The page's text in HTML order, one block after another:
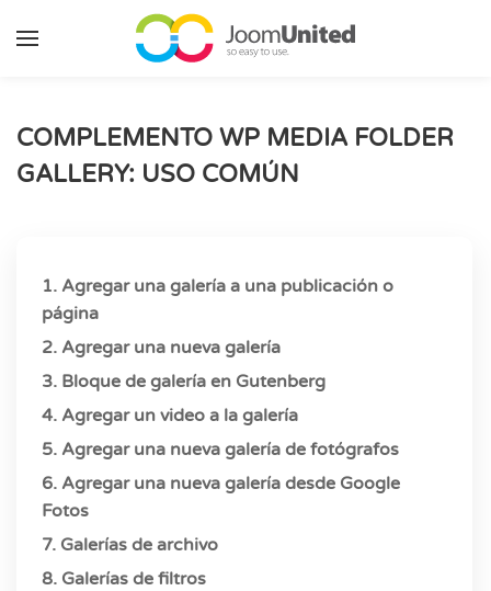
Saltar al contenido principal
COMPLEMENTO WP MEDIA FOLDER
GALLERY: USO COMÚN
1. Agregar una galería a una publicación o
página
2. Agregar una nueva galería
3. Bloque de galería en Gutenberg
4. Agregar un video a la galería
5. Agregar una nueva galería de fotógrafos
6. Agregar una nueva galería desde Google
Fotos
7. Galerías de archivo
8. Galerías de filtros